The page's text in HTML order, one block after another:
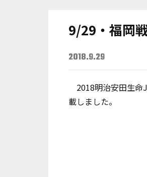
9/29・福岡
2018.9.29
2018明治安田生命
載しました。